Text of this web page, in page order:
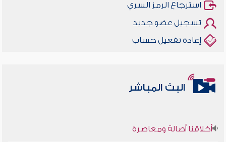
استرجاع الرمز السري
تسجيل عضو جديد
إعادة تفعيل حساب
البث المباشر
أخلاقنا أصالة ومعاصرة